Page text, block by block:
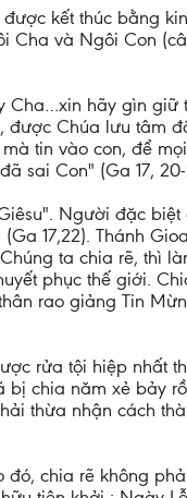
kết thúc bằng
và Ngôi Con
hãy gìn giữ
Chúa lưu tâm
tin vào con, để
sai Con" (Ga 17,
Người đặc
17,22). Thánh
ta chia rẽ, thì
phục thế giới.
rao giảng Tin
rửa tội hiệp nhất
chia năm xẻ bảy
thừa nhận cách
chia rẽ không